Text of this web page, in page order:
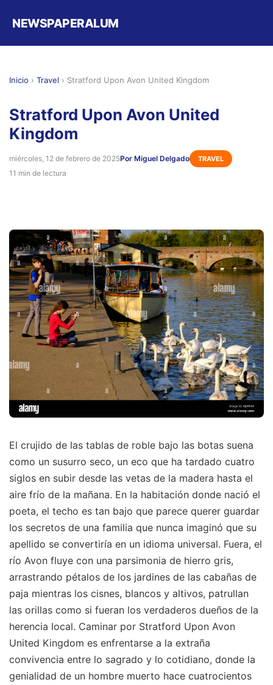
NEWSPAPERALUM
Inicio › Travel › Stratford Upon Avon United Kingdom
Stratford Upon Avon United
Kingdom
miércoles, 12 de febrero de 2025Por Miguel Delgado TRAVEL
11 min de lectura
El crujido de las tablas de roble bajo las botas suena
como un susurro seco, un eco que ha tardado cuatro
siglos en subir desde las vetas de la madera hasta el
aire frío de la mañana. En la habitación donde nació el
poeta, el techo es tan bajo que parece querer guardar
los secretos de una familia que nunca imaginó que su
apellido se convertiría en un idioma universal. Fuera, el
río Avon fluye con una parsimonia de hierro gris,
arrastrando pétalos de los jardines de las cabañas de
paja mientras los cisnes, blancos y altivos, patrullan
las orillas como si fueran los verdaderos dueños de la
herencia local. Caminar por Stratford Upon Avon
United Kingdom es enfrentarse a la extraña
convivencia entre lo sagrado y lo cotidiano, donde la
genialidad de un hombre muerto hace cuatrocientos